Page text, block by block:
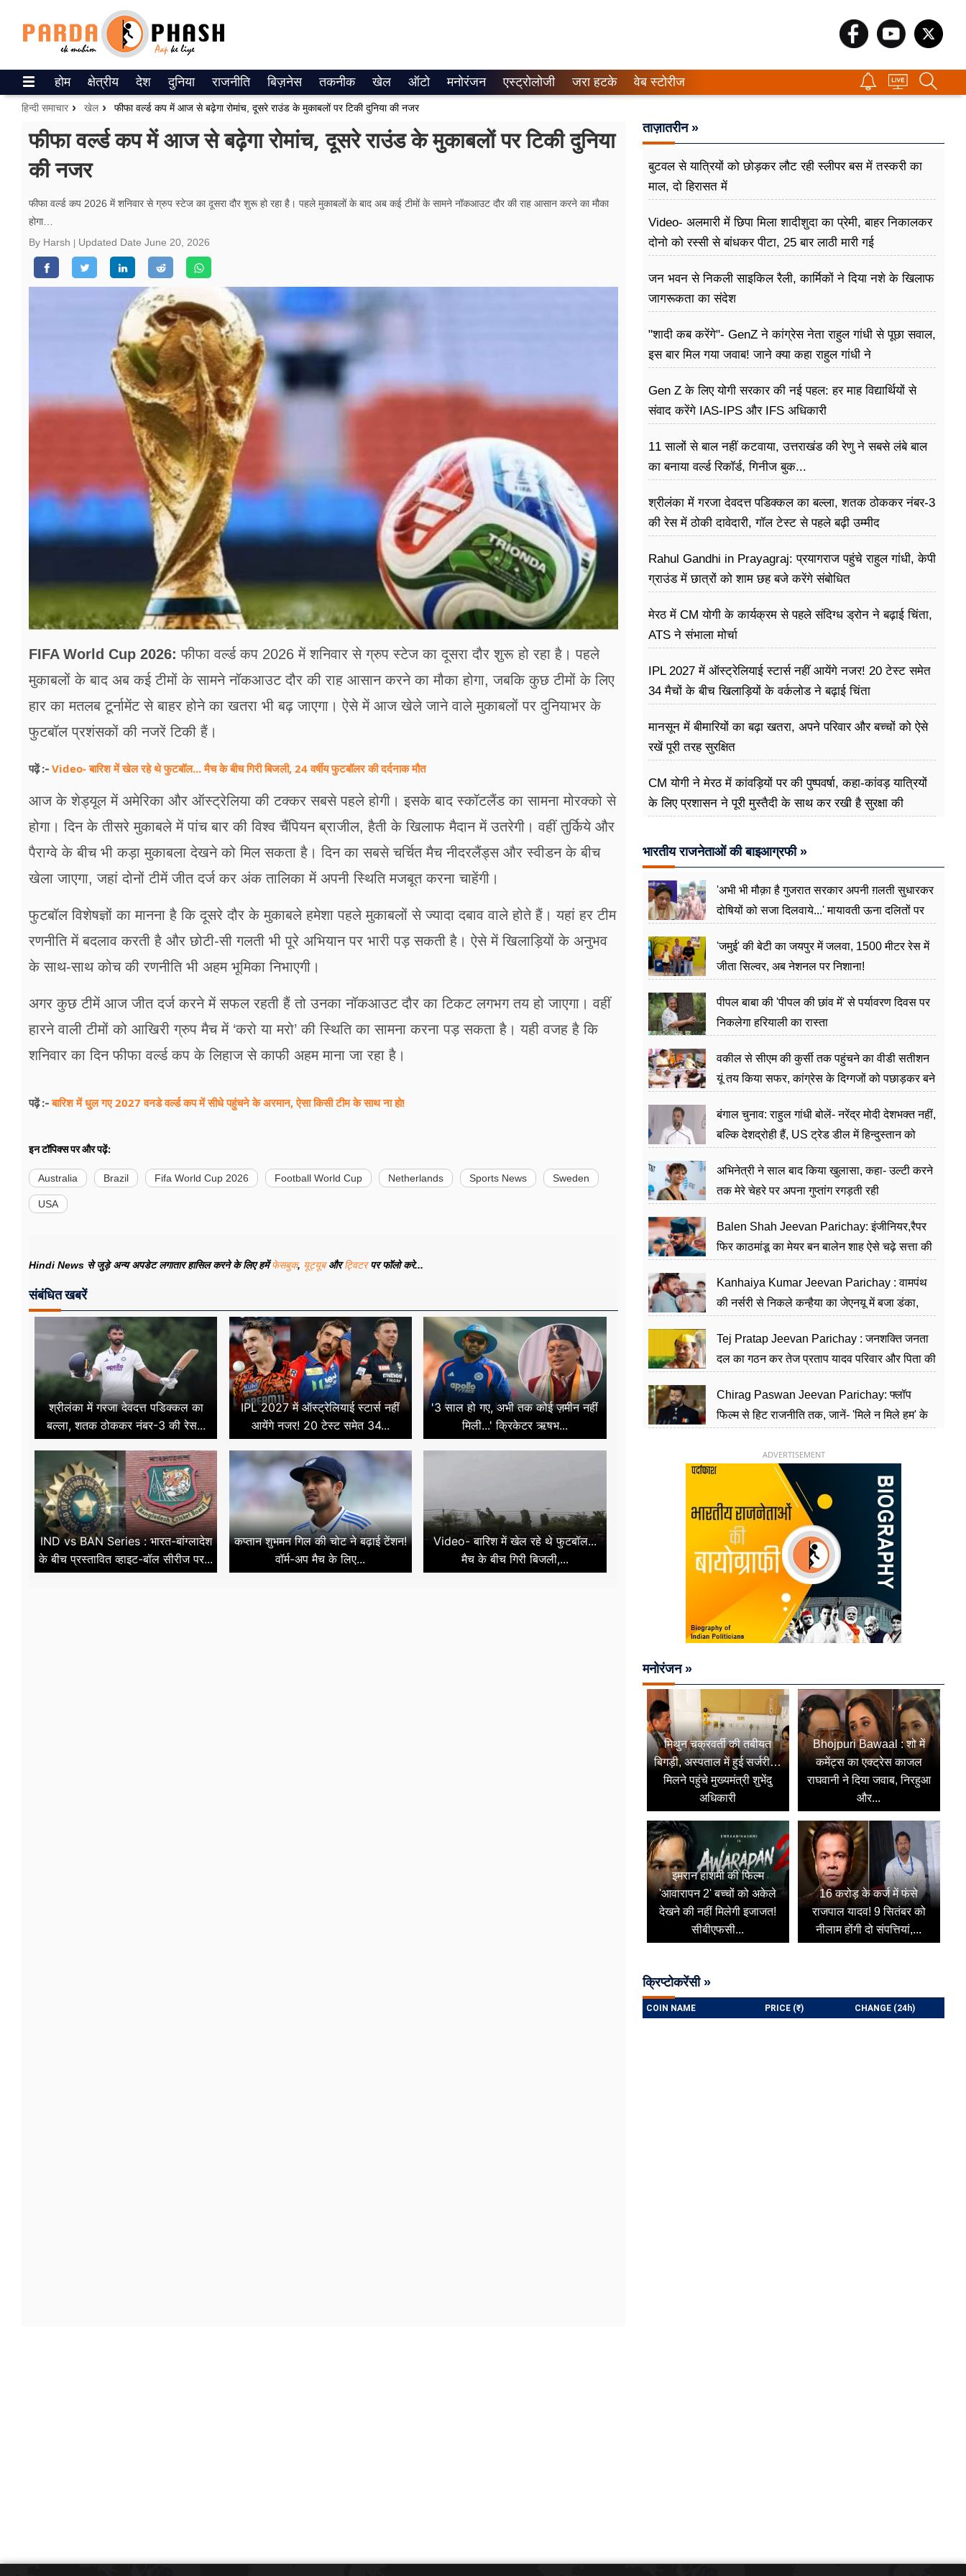
ePaper
वेब स्टोरीज
उत्तर प्रदेश
गैलरी
वीडियो
रिलेशनशिप
ब्‍यूटी
जॉब्स
अन्य खबरें
होम क्षेत्रीय देश दुनिया राजनीति बिज़नेस तकनीक खेल ऑटो मनोरंजन एस्ट्रोलोजी जरा हटके वेब स्टोरीज
हिन्दी समाचार खेल फीफा वर्ल्ड कप में आज से बढ़ेगा रोमांच, दूसरे राउंड के मुकाबलों पर टिकी दुनिया की नजर
फीफा वर्ल्ड कप में आज से बढ़ेगा रोमांच, दूसरे राउंड के मुकाबलों पर टिकी दुनिया
की नजर
फीफा वर्ल्ड कप 2026 में शनिवार से ग्रुप स्टेज का दूसरा दौर शुरू हो रहा है। पहले मुकाबलों के बाद अब कई टीमों के सामने नॉकआउट दौर की राह आसान करने का मौका
होगा…
By Harsh
Updated Date June 20, 2026
FIFA World Cup 2026: फीफा वर्ल्ड कप 2026 में शनिवार से ग्रुप स्टेज का दूसरा दौर शुरू हो रहा है। पहले
मुकाबलों के बाद अब कई टीमों के सामने नॉकआउट दौर की राह आसान करने का मौका होगा, जबकि कुछ टीमों के लिए
हार का मतलब टूर्नामेंट से बाहर होने का खतरा भी बढ़ जाएगा। ऐसे में आज खेले जाने वाले मुकाबलों पर दुनियाभर के
फुटबॉल प्रशंसकों की नजरें टिकी हैं।
पढ़ें :- Video- बारिश में खेल रहे थे फुटबॉल... मैच के बीच गिरी बिजली, 24 वर्षीय फुटबॉलर की दर्दनाक मौत
आज के शेड्यूल में अमेरिका और ऑस्ट्रेलिया की टक्कर सबसे पहले होगी। इसके बाद स्कॉटलैंड का सामना मोरक्को से
होगा। दिन के तीसरे मुकाबले में पांच बार की विश्व चैंपियन ब्राजील, हैती के खिलाफ मैदान में उतरेगी। वहीं तुर्किये और
पैराग्वे के बीच भी कड़ा मुकाबला देखने को मिल सकता है। दिन का सबसे चर्चित मैच नीदरलैंड्स और स्वीडन के बीच
खेला जाएगा, जहां दोनों टीमें जीत दर्ज कर अंक तालिका में अपनी स्थिति मजबूत करना चाहेंगी।
फुटबॉल विशेषज्ञों का मानना है कि दूसरे दौर के मुकाबले हमेशा पहले मुकाबलों से ज्यादा दबाव वाले होते हैं। यहां हर टीम
रणनीति में बदलाव करती है और छोटी-सी गलती भी पूरे अभियान पर भारी पड़ सकती है। ऐसे में खिलाड़ियों के अनुभव
के साथ-साथ कोच की रणनीति भी अहम भूमिका निभाएगी।
अगर कुछ टीमें आज जीत दर्ज करने में सफल रहती हैं तो उनका नॉकआउट दौर का टिकट लगभग तय हो जाएगा। वहीं
हारने वाली टीमों को आखिरी ग्रुप मैच में ‘करो या मरो’ की स्थिति का सामना करना पड़ सकता है। यही वजह है कि
शनिवार का दिन फीफा वर्ल्ड कप के लिहाज से काफी अहम माना जा रहा है।
पढ़ें :-बारिश में धुल गए 2027 वनडे वर्ल्ड कप में सीधे पहुंचने के अरमान, ऐसा किसी टीम के साथ ना हो!
इन टॉपिक्स पर और पढ़ें:
Australia Brazil Fifa World Cup 2026 Football World Cup Netherlands Sports News Sweden
USA
Hindi News से जुड़े अन्य अपडेट लगातार हासिल करने के लिए हमेंफेसबुक, यूट्यूबऔरट्विटरपर फॉलो करे...
संबंधित खबरें
श्रीलंका में गरजा देवदत्त पडिक्कल का
बल्ला, शतक ठोककर नंबर-3 की रेस...
IPL 2027 में ऑस्ट्रेलियाई स्टार्स नहीं
आयेंगे नजर! 20 टेस्ट समेत 34...
'3 साल हो गए, अभी तक कोई ज़मीन नहीं
मिली...' क्रिकेटर ऋषभ...
IND vs BAN Series : भारत-बांग्लादेश
के बीच प्रस्तावित व्हाइट-बॉल सीरीज पर...
कप्तान शुभमन गिल की चोट ने बढ़ाई टेंशन!
वॉर्म-अप मैच के लिए...
Video- बारिश में खेल रहे थे फुटबॉल...
मैच के बीच गिरी बिजली,...
ताज़ातरीन »
बुटवल से यात्रियों को छोड़कर लौट रही स्लीपर बस में तस्करी का
माल, दो हिरासत में
Video- अलमारी में छिपा मिला शादीशुदा का प्रेमी, बाहर निकालकर
दोनो को रस्सी से बांधकर पीटा, 25 बार लाठी मारी गई
जन भवन से निकली साइकिल रैली, कार्मिकों ने दिया नशे के खिलाफ
जागरूकता का संदेश
"शादी कब करेंगे"- GenZ ने कांग्रेस नेता राहुल गांधी से पूछा सवाल,
इस बार मिल गया जवाब! जाने क्या कहा राहुल गांधी ने
Gen Z के लिए योगी सरकार की नई पहल: हर माह विद्यार्थियों से
संवाद करेंगे IAS-IPS और IFS अधिकारी
11 सालों से बाल नहीं कटवाया, उत्तराखंड की रेणु ने सबसे लंबे बाल
का बनाया वर्ल्ड रिकॉर्ड, गिनीज बुक...
श्रीलंका में गरजा देवदत्त पडिक्कल का बल्ला, शतक ठोककर नंबर-3
की रेस में ठोकी दावेदारी, गॉल टेस्ट से पहले बढ़ी उम्मीद
Rahul Gandhi in Prayagraj: प्रयागराज पहुंचे राहुल गांधी, केपी
ग्राउंड में छात्रों को शाम छह बजे करेंगे संबोधित
मेरठ में CM योगी के कार्यक्रम से पहले संदिग्ध ड्रोन ने बढ़ाई चिंता,
ATS ने संभाला मोर्चा
IPL 2027 में ऑस्ट्रेलियाई स्टार्स नहीं आयेंगे नजर! 20 टेस्ट समेत
34 मैचों के बीच खिलाड़ियों के वर्कलोड ने बढ़ाई चिंता
मानसून में बीमारियों का बढ़ा खतरा, अपने परिवार और बच्चों को ऐसे
रखें पूरी तरह सुरक्षित
CM योगी ने मेरठ में कांवड़ियों पर की पुष्पवर्षा, कहा-कांवड़ यात्रियों
के लिए प्रशासन ने पूरी मुस्तैदी के साथ कर रखी है सुरक्षा की
भारतीय राजनेताओं की बाइआग्रफी »
'अभी भी मौक़ा है गुजरात सरकार अपनी ग़लती सुधारकर
दोषियों को सजा दिलवाये...' मायावती ऊना दलितों पर
'जमुई' की बेटी का जयपुर में जलवा, 1500 मीटर रेस में
जीता सिल्वर, अब नेशनल पर निशाना!
पीपल बाबा की 'पीपल की छांव में' से पर्यावरण दिवस पर
निकलेगा हरियाली का रास्ता
वकील से सीएम की कुर्सी तक पहुंचने का वीडी सतीशन
यूं तय किया सफर, कांग्रेस के दिग्गजों को पछाड़कर बने
बंगाल चुनाव: राहुल गांधी बोलें- नरेंद्र मोदी देशभक्त नहीं,
बल्कि देशद्रोही हैं, US ट्रेड डील में हिन्दुस्तान को
अभिनेत्री ने साल बाद किया खुलासा, कहा- उल्टी करने
तक मेरे चेहरे पर अपना गुप्तांग रगड़ती रही
Balen Shah Jeevan Parichay: इंजीनियर,रैपर
फिर काठमांडू का मेयर बन बालेन शाह ऐसे चढ़े सत्ता की
Kanhaiya Kumar Jeevan Parichay : वामपंथ
की नर्सरी से निकले कन्हैया का जेएनयू में बजा डंका,
Tej Pratap Jeevan Parichay : जनशक्ति जनता
दल का गठन कर तेज प्रताप यादव परिवार और पिता की
Chirag Paswan Jeevan Parichay: फ्लॉप
फिल्म से हिट राजनीति तक, जानें- 'मिले न मिले हम' के
ADVERTISEMENT
मनोरंजन »
मिथुन चक्रवर्ती की तबीयत
बिगड़ी, अस्पताल में हुई सर्जरी…
मिलने पहुंचे मुख्यमंत्री शुभेंदु
अधिकारी
Bhojpuri Bawaal : शो में
कमेंट्स का एक्ट्रेस काजल
राघवानी ने दिया जवाब, निरहुआ
और...
इमरान हाशमी की फिल्म
'आवारापन 2' बच्चों को अकेले
देखने की नहीं मिलेगी इजाजत!
सीबीएफसी...
16 करोड़ के कर्ज में फंसे
राजपाल यादव! 9 सितंबर को
नीलाम होंगी दो संपत्तियां,...
क्रिप्टोकरेंसी »